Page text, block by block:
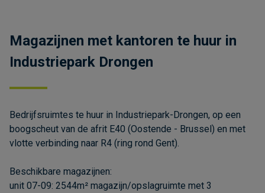
Magazijnen met kantoren te huur in
Industriepark Drongen
Bedrijfsruimtes te huur in Industriepark-Drongen, op een
boogscheut van de afrit E40 (Oostende - Brussel) en met
vlotte verbinding naar R4 (ring rond Gent).
Beschikbare magazijnen:
unit 07-09: 2544m² magazijn/opslagruimte met 3